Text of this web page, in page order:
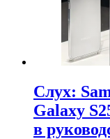
Слух:
Galaxy
в